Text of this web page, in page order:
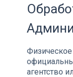
агентство